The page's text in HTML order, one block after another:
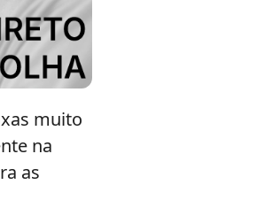
muito
na
as